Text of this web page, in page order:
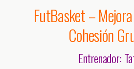
FutBasket –
Cohesión
Entrenador: